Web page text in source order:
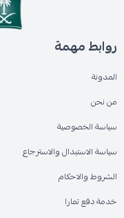
روابط مهمة
المدونة
من نحن
سياسة الخصوصية
سياسة الاستبدال والاسترجاع
الشروط والاحكام
خدمة دفع تمارا